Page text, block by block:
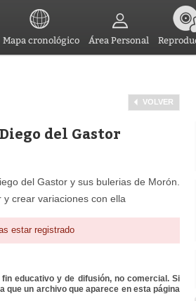
Mapa cronológico Área Personal
VOLVER
del Gastor
del Gastor y sus bulerias de Morón.
crear variaciones con ella
estar registrado
educativo y de difusión, no comercial. Si
que un archivo que aparece en esta página